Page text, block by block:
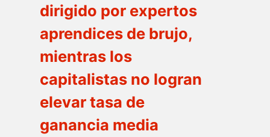
dirigido por expertos
aprendices de brujo,
mientras los
capitalistas no logran
elevar tasa de
ganancia media